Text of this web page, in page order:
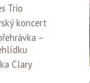
Trio
koncert
–
Clary